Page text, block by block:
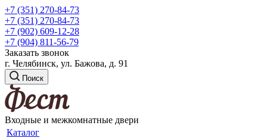
+7 (351) 270-84-73
+7 (351) 270-84-73
+7 (902) 609-12-28
+7 (904) 811-56-79
Заказать звонок
г. Челябинск, ул. Бажова, д. 91
Поиск
Входные и межкомнатные двери
Каталог